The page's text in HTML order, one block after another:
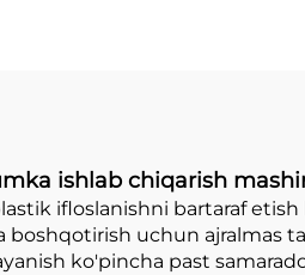
ishlab chiqarish
ifloslanishni bartaraf
boshqotirish uchun ajralmas
ko'pincha past